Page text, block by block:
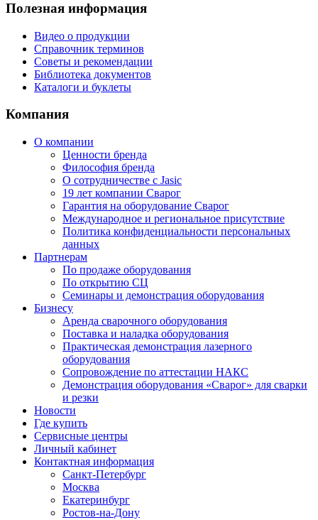
Полезная информация
Видео о продукции
Справочник терминов
Советы и рекомендации
Библиотека документов
Каталоги и буклеты
Компания
О компании
Ценности бренда
Философия бренда
О сотрудничестве с Jasic
19 лет компании Сварог
Гарантия на оборудование Сварог
Международное и региональное присутствие
Политика конфиденциальности персональных
данных
Партнерам
По продаже оборудования
По открытию СЦ
Семинары и демонстрация оборудования
Бизнесу
Аренда сварочного оборудования
Поставка и наладка оборудования
Практическая демонстрация лазерного
оборудования
Сопровождение по аттестации НАКС
Демонстрация оборудования «Сварог» для сварки
и резки
Новости
Где купить
Сервисные центры
Личный кабинет
Контактная информация
Санкт-Петербург
Москва
Екатеринбург
Ростов-на-Дону